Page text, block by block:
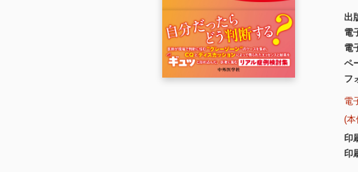
出
電
電
ペ
フ
電
(本
印
印